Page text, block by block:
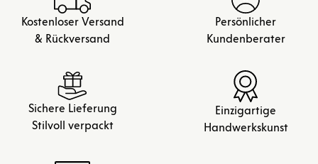
Kostenloser Versand
& Rückversand
Persönlicher
Kundenberater
Sichere Lieferung
Stilvoll verpackt
Einzigartige
Handwerkskunst